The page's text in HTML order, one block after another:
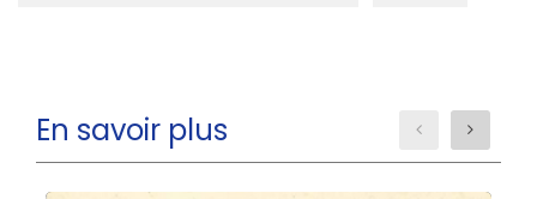
En savoir plus